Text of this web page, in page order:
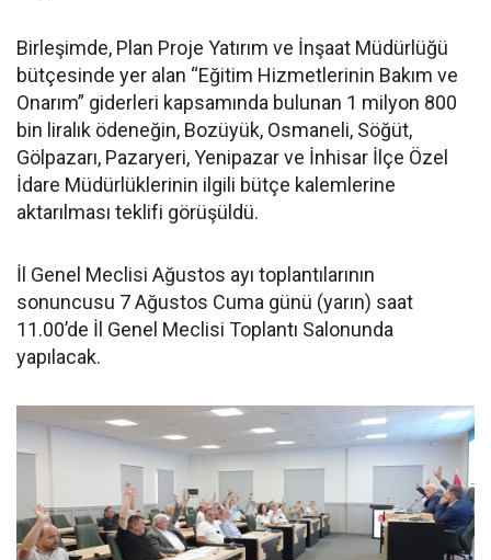
Birleşimde, Plan Proje Yatırım ve İnşaat Müdürlüğü
bütçesinde yer alan “Eğitim Hizmetlerinin Bakım ve
Onarım” giderleri kapsamında bulunan 1 milyon 800
bin liralık ödeneğin, Bozüyük, Osmaneli, Söğüt,
Gölpazarı, Pazaryeri, Yenipazar ve İnhisar İlçe Özel
İdare Müdürlüklerinin ilgili bütçe kalemlerine
aktarılması teklifi görüşüldü.
İl Genel Meclisi Ağustos ayı toplantılarının
sonuncusu 7 Ağustos Cuma günü (yarın) saat
11.00’de İl Genel Meclisi Toplantı Salonunda
yapılacak.